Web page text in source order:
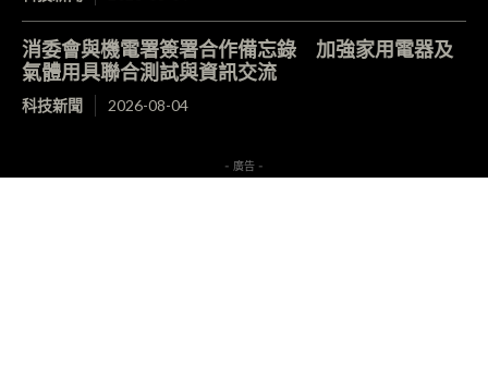
消委會與機電署簽署合作備忘錄 加強家用電器及
氣體用具聯合測試與資訊交流
科技新聞 2026-08-04
- 廣告 -